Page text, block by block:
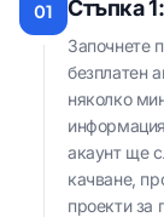
01 Стъпка
Започнете
безплатен
няколко
акаунт ще
качване,
проекти за